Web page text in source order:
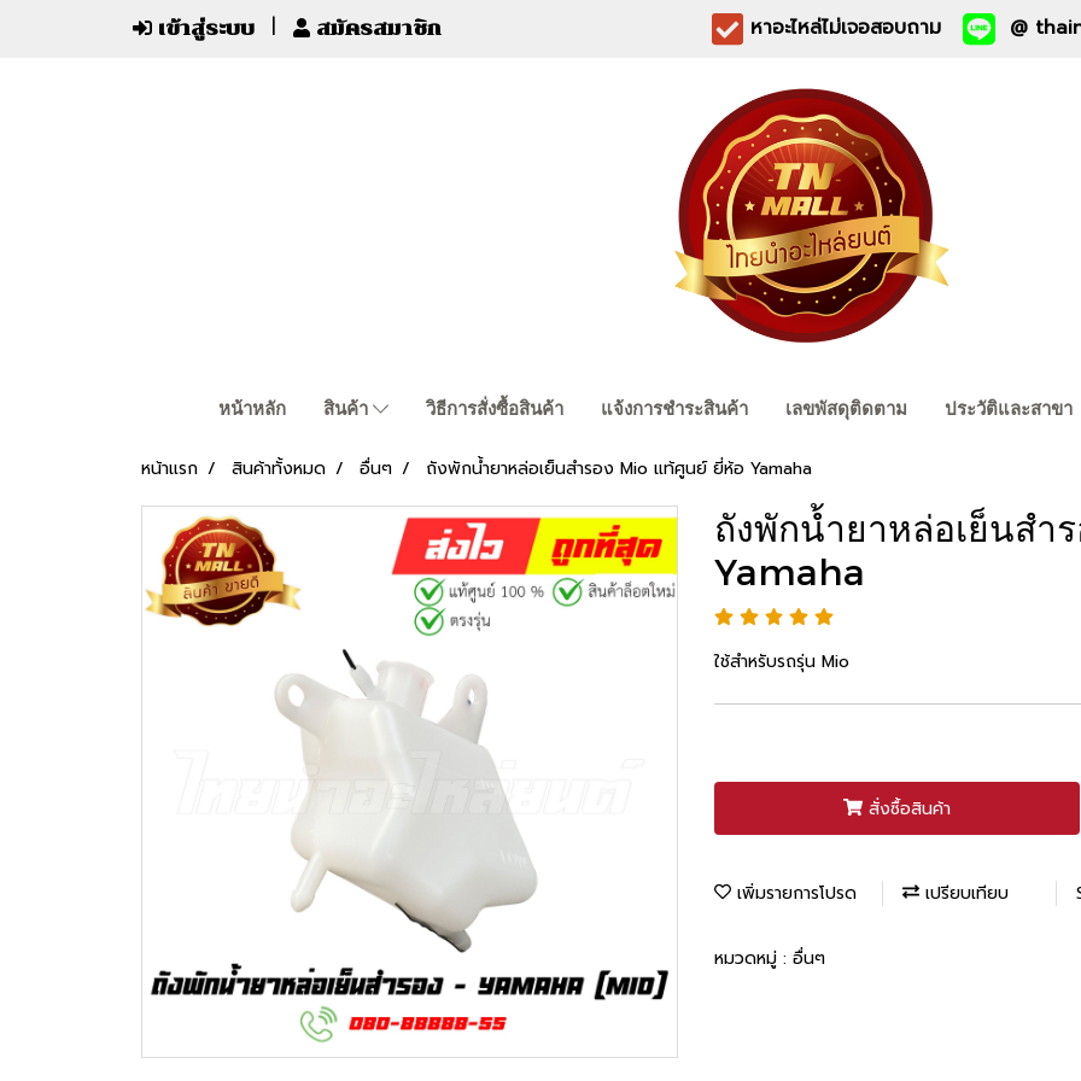
เข้าสู่ระบบ สมัครสมาชิก หาอะไหล่ไม่เจอสอบถาม @
หน้าหลัก สินค้า วิธีการสั่งซื้อสินค้า แจ้งการชำระสินค้า เลขพัสดุติดตาม ประวัติและสาขา
หน้าแรก สินค้าทั้งหมด อื่นๆ ถังพักน้ำยาหล่อเย็นสำรอง Mio แท้ศูนย์ ยี่ห้อ Yamaha
ถังพักน้ำยาหล่อเย็นสำ
Yamaha
ใช้สำหรับรถรุ่น Mio
สั่งซื้อสินค้า
เพิ่มรายการโปรด เปรียบเทียบ
หมวดหมู่ : อื่นๆ